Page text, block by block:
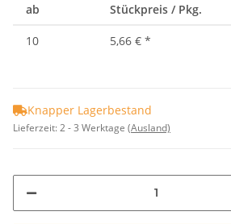
ab Stückpreis / Pkg.
10 5,66 € *
Knapper Lagerbestand
Lieferzeit:2 - 3 Werktage (Ausland)